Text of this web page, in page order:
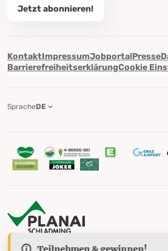
Jetzt abonnieren!
KontaktImpressumJobportalPresse
BarrierefreiheitserklärungCookie
SpracheDE